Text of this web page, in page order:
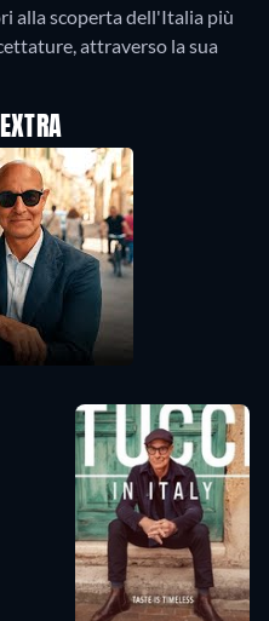
alla scoperta dell'Italia più
attraverso la sua